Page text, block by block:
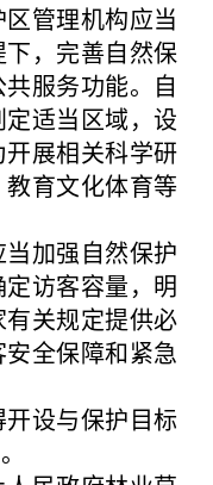
管理机构应当
，完善自然保
服务功能。自
适当区域，设
展相关科学研
育文化体育等
加强自然保护
访客容量，明
关规定提供必
全保障和紧急
设与保护目标